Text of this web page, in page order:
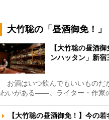
大竹聡の「昼酒御免！」
【大竹聡の昼酒
ンハッタン」新
お酒はいつ飲んでもいいものだ
わいがある――。ライター・作家
【大竹聡の昼酒御免！】今の